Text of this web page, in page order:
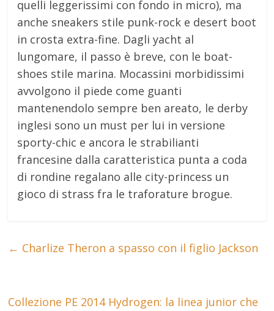
quelli leggerissimi con fondo in micro), ma
anche sneakers stile punk-rock e desert boot
in crosta extra-fine. Dagli yacht al
lungomare, il passo è breve, con le boat-
shoes stile marina. Mocassini morbidissimi
avvolgono il piede come guanti
mantenendolo sempre ben areato, le derby
inglesi sono un must per lui in versione
sporty-chic e ancora le strabilianti
francesine dalla caratteristica punta a coda
di rondine regalano alle city-princess un
gioco di strass fra le traforature brogue.
← Charlize Theron a spasso con il figlio Jackson
Collezione PE 2014 Hydrogen: la linea junior che